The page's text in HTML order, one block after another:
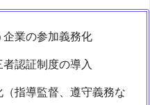
業の参加義務化
認証制度の導入
指導監督、遵守義務な